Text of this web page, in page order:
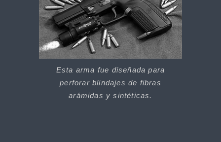
Esta arma fue diseñada para
perforar blindajes de fibras
arámidas y sintéticas.